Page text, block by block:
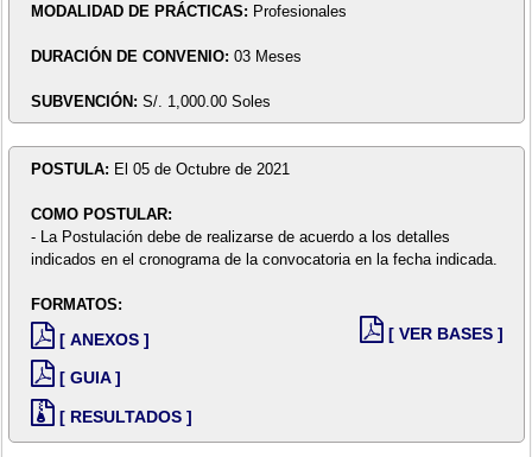
MODALIDAD DE PRÁCTICAS: Profesionales
DURACIÓN DE CONVENIO: 03 Meses
SUBVENCIÓN: S/. 1,000.00 Soles
POSTULA: El 05 de Octubre de 2021
COMO POSTULAR:
- La Postulación debe de realizarse de acuerdo a los detalles
indicados en el cronograma de la convocatoria en la fecha indicada.
FORMATOS:
[ ANEXOS ]
[ GUIA ]
[ RESULTADOS ]
[ VER BASES ]